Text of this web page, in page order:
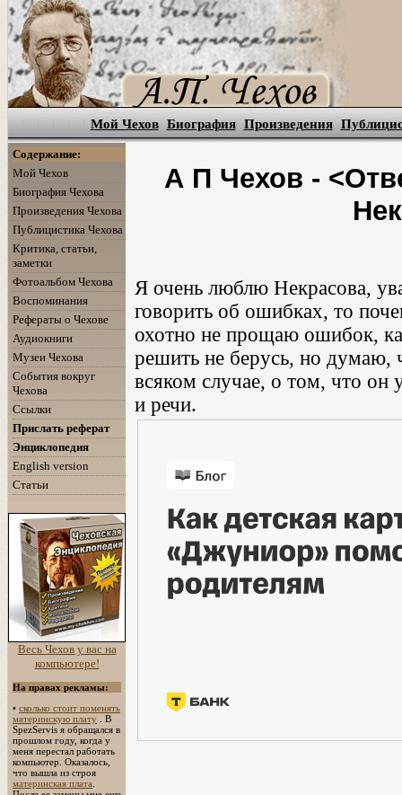
Мой Чехов Биография Произведения
Содержание:
Мой Чехов
Биография Чехова
Произведения Чехова
Публицистика Чехова
Критика, статьи,
заметки
Фотоальбом Чехова
Воспоминания
Рефераты о Чехове
Аудиокниги
Музеи Чехова
События вокруг
Чехова
Ссылки
Прислать реферат
Энциклопедия
English version
Статьи
Весь Чехов у вас на
компьютере!
На правах рекламы:
• сколько стоит поменять
материнскую плату . В
SpezServis я обращался в
прошлом году, когда у
меня перестал работать
компьютер. Оказалось,
что вышла из строя
материнская плата
А П Чехов -
Я очень люблю Некрасова,
говорить об ошибках, то
охотно не прощаю ошибок,
решить не берусь, но думаю,
всяком случае, о том, что он
и речи.